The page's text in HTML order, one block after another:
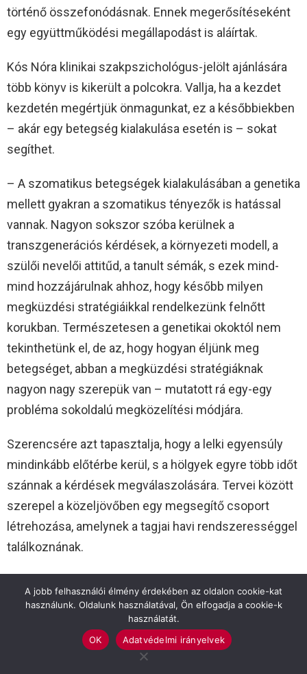
történő összefonódásnak. Ennek megerősítéseként
egy együttműködési megállapodást is aláírtak.
Kós Nóra klinikai szakpszichológus-jelölt ajánlására
több könyv is kikerült a polcokra. Vallja, ha a kezdet
kezdetén megértjük önmagunkat, ez a későbbiekben
– akár egy betegség kialakulása esetén is – sokat
segíthet.
– A szomatikus betegségek kialakulásában a genetika
mellett gyakran a szomatikus tényezők is hatással
vannak. Nagyon sokszor szóba kerülnek a
transzgenerációs kérdések, a környezeti modell, a
szülői nevelői attitűd, a tanult sémák, s ezek mind-
mind hozzájárulnak ahhoz, hogy később milyen
megküzdési stratégiáikkal rendelkezünk felnőtt
korukban. Természetesen a genetikai okoktól nem
tekinthetünk el, de az, hogy hogyan éljünk meg
betegséget, abban a megküzdési stratégiáknak
nagyon nagy szerepük van – mutatott rá egy-egy
probléma sokoldalú megközelítési módjára.
Szerencsére azt tapasztalja, hogy a lelki egyensúly
mindinkább előtérbe kerül, s a hölgyek egyre több időt
szánnak a kérdések megválaszolására. Tervei között
szerepel a közeljövőben egy megsegítő csoport
létrehozása, amelynek a tagjai havi rendszerességgel
találkoznának.
támogatta a kezdeményezést. Az összegből
szakkönyveket vásároltak.
Fotó: Gácsiné Petrovics Szilvia
A jobb felhasználói élmény érdekében az oldalon cookie-kat
használunk. Oldalunk használatával, Ön elfogadja a cookie-k
használatát.
OK
Adatvédelmi irányelvek